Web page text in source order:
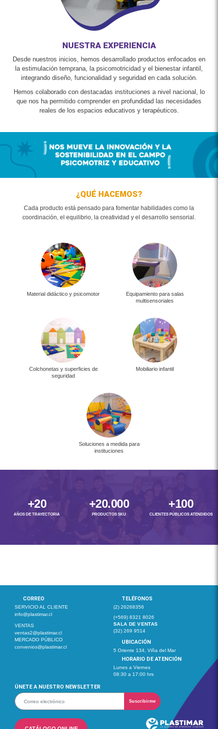
NUESTRA EXPERIENCIA
Desde nuestros inicios, hemos desarrollado productos enfocados en
la estimulación temprana, la psicomotricidad y el bienestar infantil,
integrando diseño, funcionalidad y seguridad en cada solución.
Hemos colaborado con destacadas instituciones a nivel nacional, lo
que nos ha permitido comprender en profundidad las necesidades
reales de los espacios educativos y terapéuticos.
¿QUÉ HACEMOS?
Cada producto está pensado para fomentar habilidades como la
coordinación, el equilibrio, la creatividad y el desarrollo sensorial.
Material didáctico y psicomotor
Equipamiento para salas
multisensoriales
Colchonetas y superficies de
seguridad
Mobiliario infantil
Soluciones a medida para
instituciones
+20
AÑOS DE TRAYECTORIA
+20.000
PRODUCTOS SKU
+100
CLIENTES PÚBLICOS ATENDIDOS
CORREO
SERVICIO AL CLIENTE
info@plastimar.cl
VENTAS
ventas2@plastimar.cl
MERCADO PÚBLICO
convenios@plastimar.cl
TELÉFONOS
(2) 26268356
(+569) 8321 8026
SALA DE VENTAS
(32) 269 9514
UBICACIÓN
5 Oriente 134, Viña del Mar
HORARIO DE ATENCIÓN
Lunes a Viernes
08:30 a 17:00 hrs
ÚNETE A NUESTRO NEWSLETTER
Suscribirme